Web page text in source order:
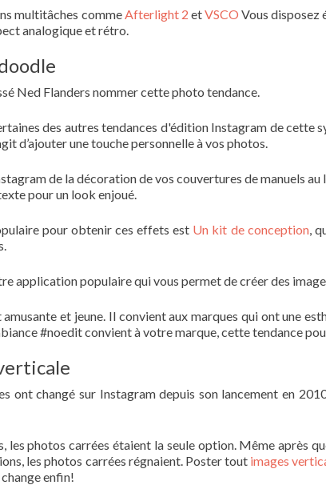
multitâches commeAfterlight 2 etVSCO Vous disposez
analogique et rétro.
Ned Flanders nommer cette photo tendance.
des autres tendances d'édition Instagram de cette
d’ajouter une touche personnelle à vos photos.
de la décoration de vos couvertures de manuels
pour un look enjoué.
pour obtenir ces effets est Un kit de conception,
application populaire qui vous permet de créer des
et jeune. Il convient aux marques qui ont une
#noedit convient à votre marque, cette tendance
ont changé sur Instagram depuis son lancement en
les photos carrées étaient la seule option. Même après
les photos carrées régnaient. Poster tout images
enfin!